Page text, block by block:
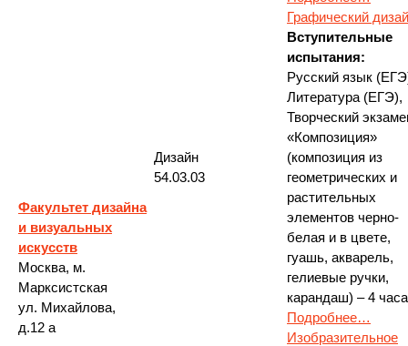
Факультет дизайна
и визуальных
искусств
Москва, м.
Марксистская
ул. Михайлова,
д.12 а
Дизайн
54.03.03
Графический
Вступительные
испытания:
Русский язык
Литература (ЕГЭ),
Творческий
«Композиция»
(композиция из
геометрических и
растительных
элементов черно-
белая и в цвете,
гуашь, акварель,
гелиевые ручки,
карандаш) – 4
Подробнее…
Изобразительное